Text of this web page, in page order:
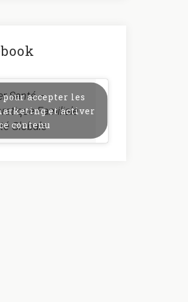
Santé –
Familiale
Globale
accepter les
et activer
contenu